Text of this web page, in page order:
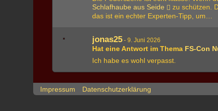
Schlafhaube aus Seide
zu schützen.
das ist ein echter Experten-Tipp, um…
jonas25 -9. Juni 2026
Hat eine Antwort im Thema FS-Con
Ich habe es wohl verpasst.
Impressum Datenschutzerklärung